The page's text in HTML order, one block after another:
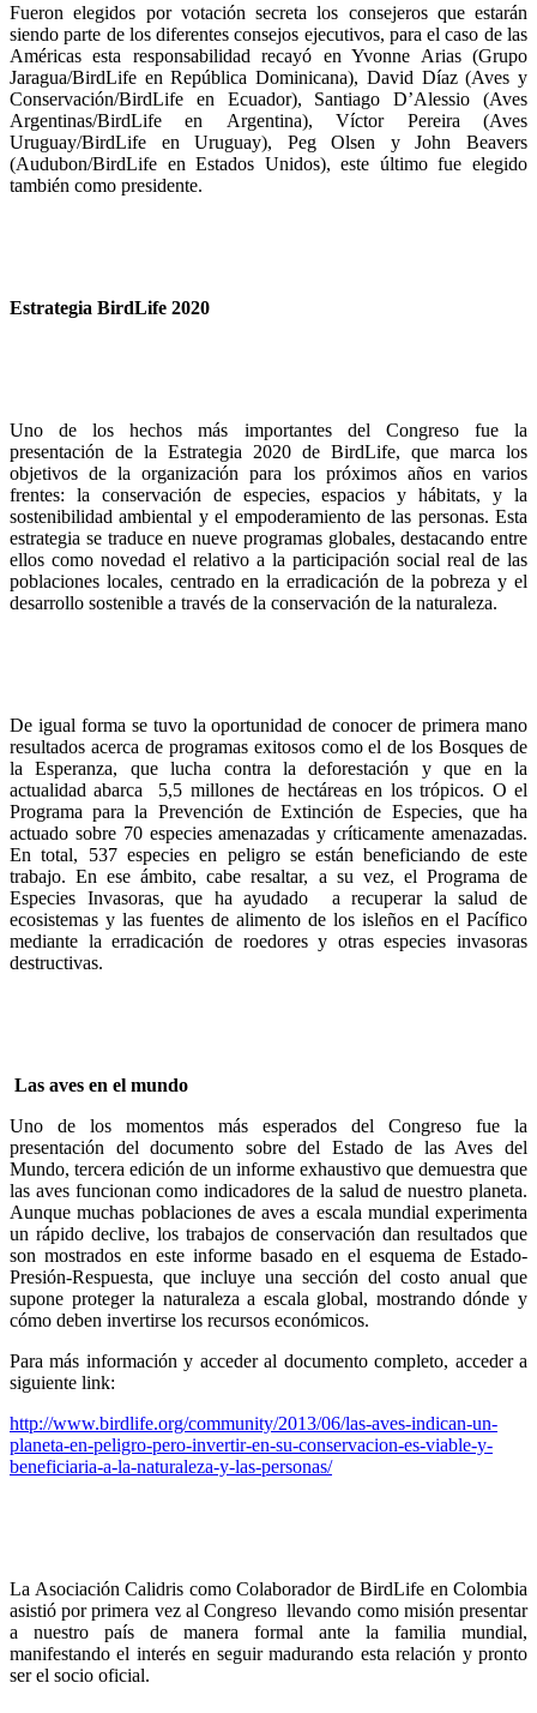
Fueron elegidos por votación secreta los consejeros que estarán
siendo parte de los diferentes consejos ejecutivos, para el caso de las
Américas esta responsabilidad recayó en Yvonne Arias (Grupo
Jaragua/BirdLife en República Dominicana), David Díaz (Aves y
Conservación/BirdLife en Ecuador), Santiago D’Alessio (Aves
Argentinas/BirdLife en Argentina), Víctor Pereira (Aves
Uruguay/BirdLife en Uruguay), Peg Olsen y John Beavers
(Audubon/BirdLife en Estados Unidos), este último fue elegido
también como presidente.
Estrategia BirdLife 2020
Uno de los hechos más importantes del Congreso fue la
presentación de la Estrategia 2020 de BirdLife, que marca los
objetivos de la organización para los próximos años en varios
frentes: la conservación de especies, espacios y hábitats, y la
sostenibilidad ambiental y el empoderamiento de las personas. Esta
estrategia se traduce en nueve programas globales, destacando entre
ellos como novedad el relativo a la participación social real de las
poblaciones locales, centrado en la erradicación de la pobreza y el
desarrollo sostenible a través de la conservación de la naturaleza.
De igual forma se tuvo la oportunidad de conocer de primera mano
resultados acerca de programas exitosos como el de los Bosques de
la Esperanza, que lucha contra la deforestación y que en la
actualidad abarca 5,5 millones de hectáreas en los trópicos. O el
Programa para la Prevención de Extinción de Especies, que ha
actuado sobre 70 especies amenazadas y críticamente amenazadas.
En total, 537 especies en peligro se están beneficiando de este
trabajo. En ese ámbito, cabe resaltar, a su vez, el Programa de
Especies Invasoras, que ha ayudado a recuperar la salud de
ecosistemas y las fuentes de alimento de los isleños en el Pacífico
mediante la erradicación de roedores y otras especies invasoras
destructivas.
Las aves en el mundo
Uno de los momentos más esperados del Congreso fue la
presentación del documento sobre del Estado de las Aves del
Mundo, tercera edición de un informe exhaustivo que demuestra que
las aves funcionan como indicadores de la salud de nuestro planeta.
Aunque muchas poblaciones de aves a escala mundial experimenta
un rápido declive, los trabajos de conservación dan resultados que
son mostrados en este informe basado en el esquema de Estado-
Presión-Respuesta, que incluye una sección del costo anual que
supone proteger la naturaleza a escala global, mostrando dónde y
cómo deben invertirse los recursos económicos.
Para más información y acceder al documento completo, acceder a
siguiente link:
http://www.birdlife.org/community/2013/06/las-aves-indican-un-
planeta-en-peligro-pero-invertir-en-su-conservacion-es-viable-y-
beneficiaria-a-la-naturaleza-y-las-personas/
La Asociación Calidris como Colaborador de BirdLife en Colombia
asistió por primera vez al Congreso llevando como misión presentar
a nuestro país de manera formal ante la familia mundial,
manifestando el interés en seguir madurando esta relación y pronto
ser el socio oficial.